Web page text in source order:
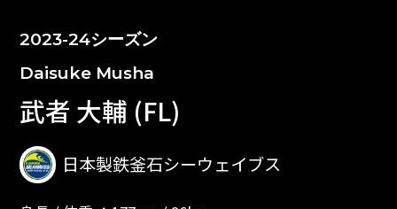
2023-24シーズン
Daisuke Musha
武者 大輔 (FL)
日本製鉄釜石シーウェイブス